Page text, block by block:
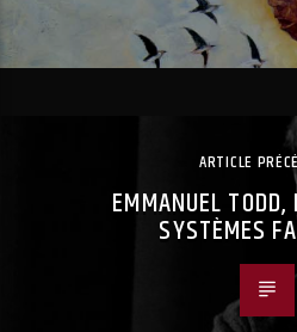
ARTICLE
EMMANUEL TODD,
SYSTÈMES